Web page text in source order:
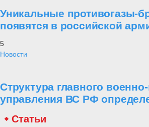
Уникальные противогазы-
появятся в российской
5
Новости
Структура главного
управления ВС РФ
Статьи